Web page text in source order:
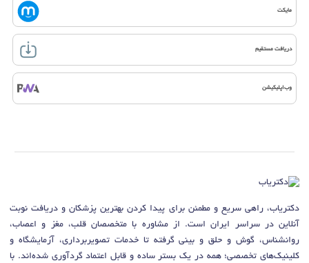
مایکت
دریافت مستقیم
وب‌اپلیکیشن
دکتریاب، راهی سریع و مطمئن برای پیدا کردن بهترین پزشکان و دریافت نوبت
آنلاین در سراسر ایران است. از مشاوره با متخصصان قلب، مغز و اعصاب،
روانشناس، گوش و حلق و بینی گرفته تا خدمات تصویربرداری، آزمایشگاه و
کلینیک‌های تخصصی؛ همه در یک بستر ساده و قابل اعتماد گردآوری شده‌اند. با